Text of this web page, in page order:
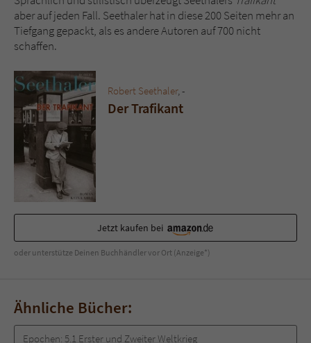
aber auf jeden Fall. Seethaler hat in diese 200 Seiten mehr an
Tiefgang gepackt, als es andere Autoren auf 700 nicht
schaffen.
Robert Seethaler, -
Der Trafikant
Jetzt kaufen bei
oder unterstütze Deinen Buchhändler vor Ort (Anzeige*)
Ähnliche Bücher:
Epochen: 5.1 Erster und Zweiter Weltkrieg